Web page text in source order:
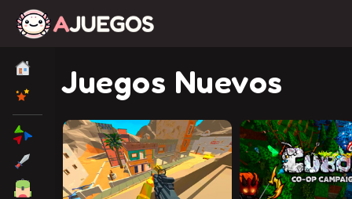
Juegos Nuevos